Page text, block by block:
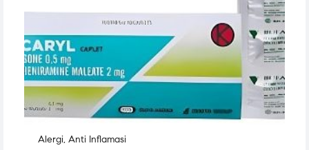
Alergi, Anti Inflamasi